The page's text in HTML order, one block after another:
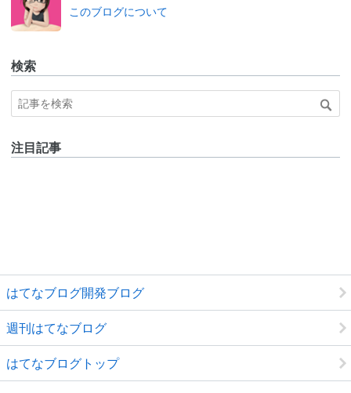
このブログについて
検索
注目記事
はてなブログ開発ブログ
週刊はてなブログ
はてなブログトップ